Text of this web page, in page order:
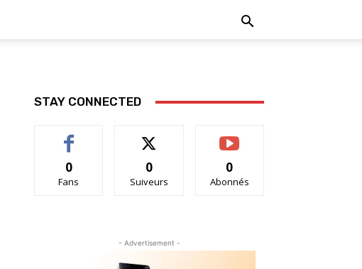
STAY CONNECTED
0
Fans
0
Suiveurs
0
Abonnés
- Advertisement -